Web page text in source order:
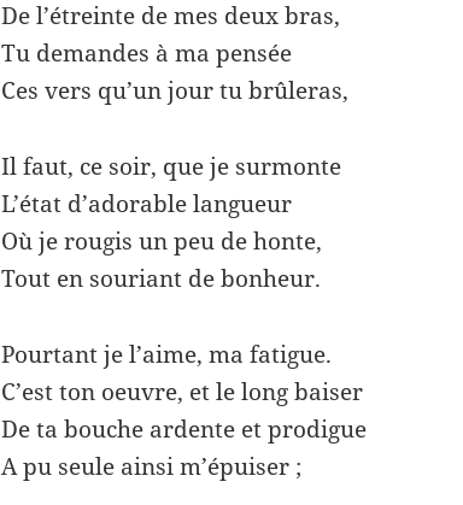
De l’étreinte de mes deux bras,
Tu demandes à ma pensée
Ces vers qu’un jour tu brûleras,
Il faut, ce soir, que je surmonte
L’état d’adorable langueur
Où je rougis un peu de honte,
Tout en souriant de bonheur.
Pourtant je l’aime, ma fatigue.
C’est ton oeuvre, et le long baiser
De ta bouche ardente et prodigue
A pu seule ainsi m’épuiser ;